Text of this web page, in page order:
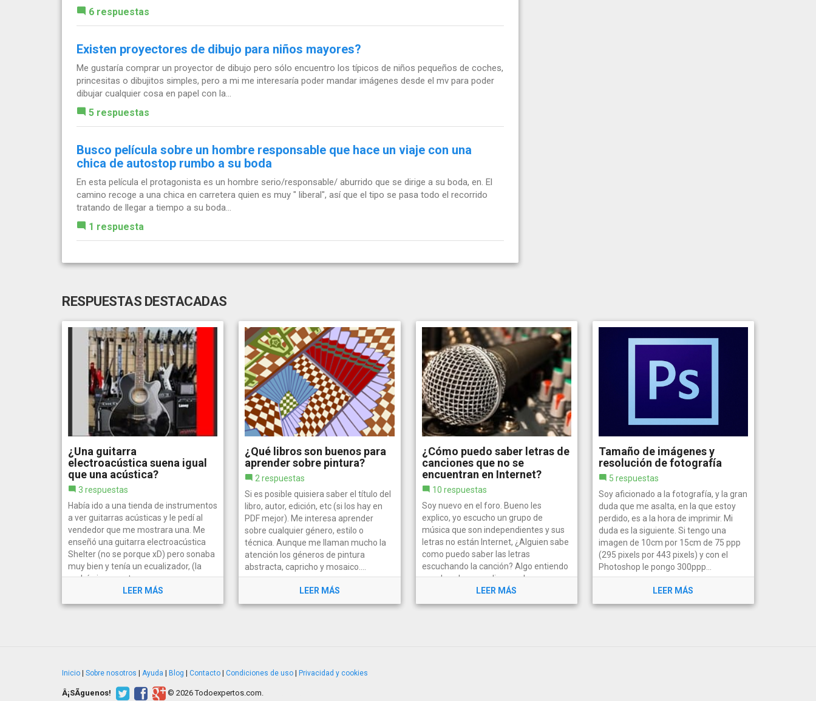
6 respuestas
Existen proyectores de dibujo para niños mayores?
Me gustaría comprar un proyector de dibujo pero sólo encuentro los típicos de niños pequeños de coches,
princesitas o dibujitos simples, pero a mi me interesaría poder mandar imágenes desde el mv para poder
dibujar cualquier cosa en papel con la...
5 respuestas
Busco película sobre un hombre responsable que hace un viaje con una
chica de autostop rumbo a su boda
En esta película el protagonista es un hombre serio/responsable/ aburrido que se dirige a su boda, en. El
camino recoge a una chica en carretera quien es muy " liberal", así que el tipo se pasa todo el recorrido
tratando de llegar a tiempo a su boda...
1 respuesta
RESPUESTAS DESTACADAS
LEER MÁS
¿Una guitarra
electroacústica suena igual
que una acústica?
3 respuestas
Había ido a una tienda de instrumentos
a ver guitarras acústicas y le pedí al
vendedor que me mostrara una. Me
enseñó una guitarra electroacústica
Shelter (no se porque xD) pero sonaba
muy bien y tenía un ecualizador, (la
probé sin conectar a un...
LEER MÁS
¿Qué libros son buenos para
aprender sobre pintura?
2 respuestas
Si es posible quisiera saber el título del
libro, autor, edición, etc (si los hay en
PDF mejor). Me interesa aprender
sobre cualquier género, estilo o
técnica. Aunque me llaman mucho la
atención los géneros de pintura
abstracta, capricho y mosaico....
LEER MÁS
¿Cómo puedo saber letras de
canciones que no se
encuentran en Internet?
10 respuestas
Soy nuevo en el foro. Bueno les
explico, yo escucho un grupo de
música que son independientes y sus
letras no están Internet, ¿Alguien sabe
como puedo saber las letras
escuchando la canción? Algo entiendo
y pude saber que dice en algunas
LEER MÁS
Tamaño de imágenes y
resolución de fotografía
5 respuestas
Soy aficionado a la fotografía, y la gran
duda que me asalta, en la que estoy
perdido, es a la hora de imprimir. Mi
duda es la siguiente. Si tengo una
imagen de 10cm por 15cm de 75 ppp
(295 pixels por 443 pixels) y con el
Photoshop le pongo 300ppp...
Inicio Sobre nosotros Ayuda Blog Contacto Condiciones de uso Privacidad y cookies
Â¡SÃ­guenos! © 2026 Todoexpertos.com.